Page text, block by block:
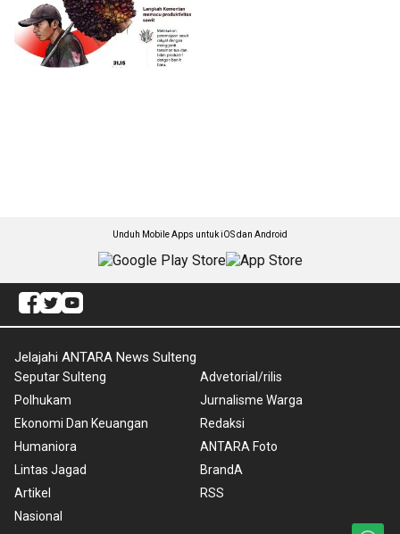
Unduh Mobile Apps untuk iOS dan Android
Jelajahi ANTARA News Sulteng
Seputar Sulteng
Polhukam
Ekonomi Dan Keuangan
Humaniora
Lintas Jagad
Artikel
Nasional
Advetorial/rilis
Jurnalisme Warga
Redaksi
ANTARA Foto
BrandA
RSS